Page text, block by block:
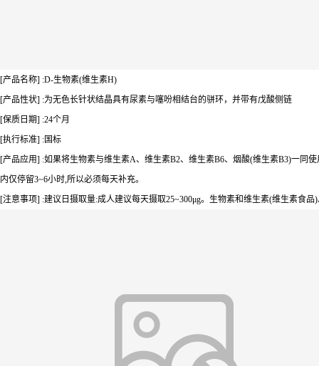
[产品名称] :D-生物素(维生素H)
[产品性状] :为无色长针状结晶具有尿素与噻吩相结台的骈环，并带有戊酸侧链
[保质日期] :24个月
[执行标准] :国标
[产品应用] :如果将生物素与维生素A、维生素B2、维生素B6、烟酸(维生素B3)一同
内仅停留3~6小时,所以必须每天补充。
[注意事项] :建议日摄取量:成人建议每天摄取25~300μg。生物素和维生素(维生素食